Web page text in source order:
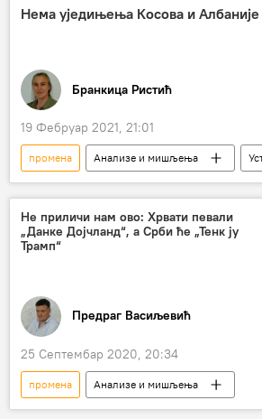
11. септембар 2001.
Саудијска Арабија
Нема уједињења Косова и
Бранкица Ристић
19 Фебруар 2021, 21:01
промена Анализе и мишљења
промена устава
Косово и Метохија
Не приличи нам ово: Хрвати певали
„Данке Дојчланд“, а Срби ће „Тенк ју
Трамп“
Предраг Васиљевић
25 Септембар 2020, 20:34
промена
Анализе и мишљења
Доналд Трамп
Газиводе